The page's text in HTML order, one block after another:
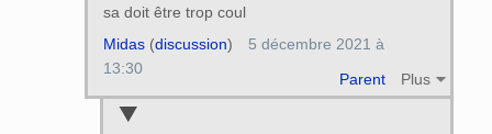
sa doit être trop coul
Parent Plus
Midas(discussion)
5 décembre 2021 à
13:30